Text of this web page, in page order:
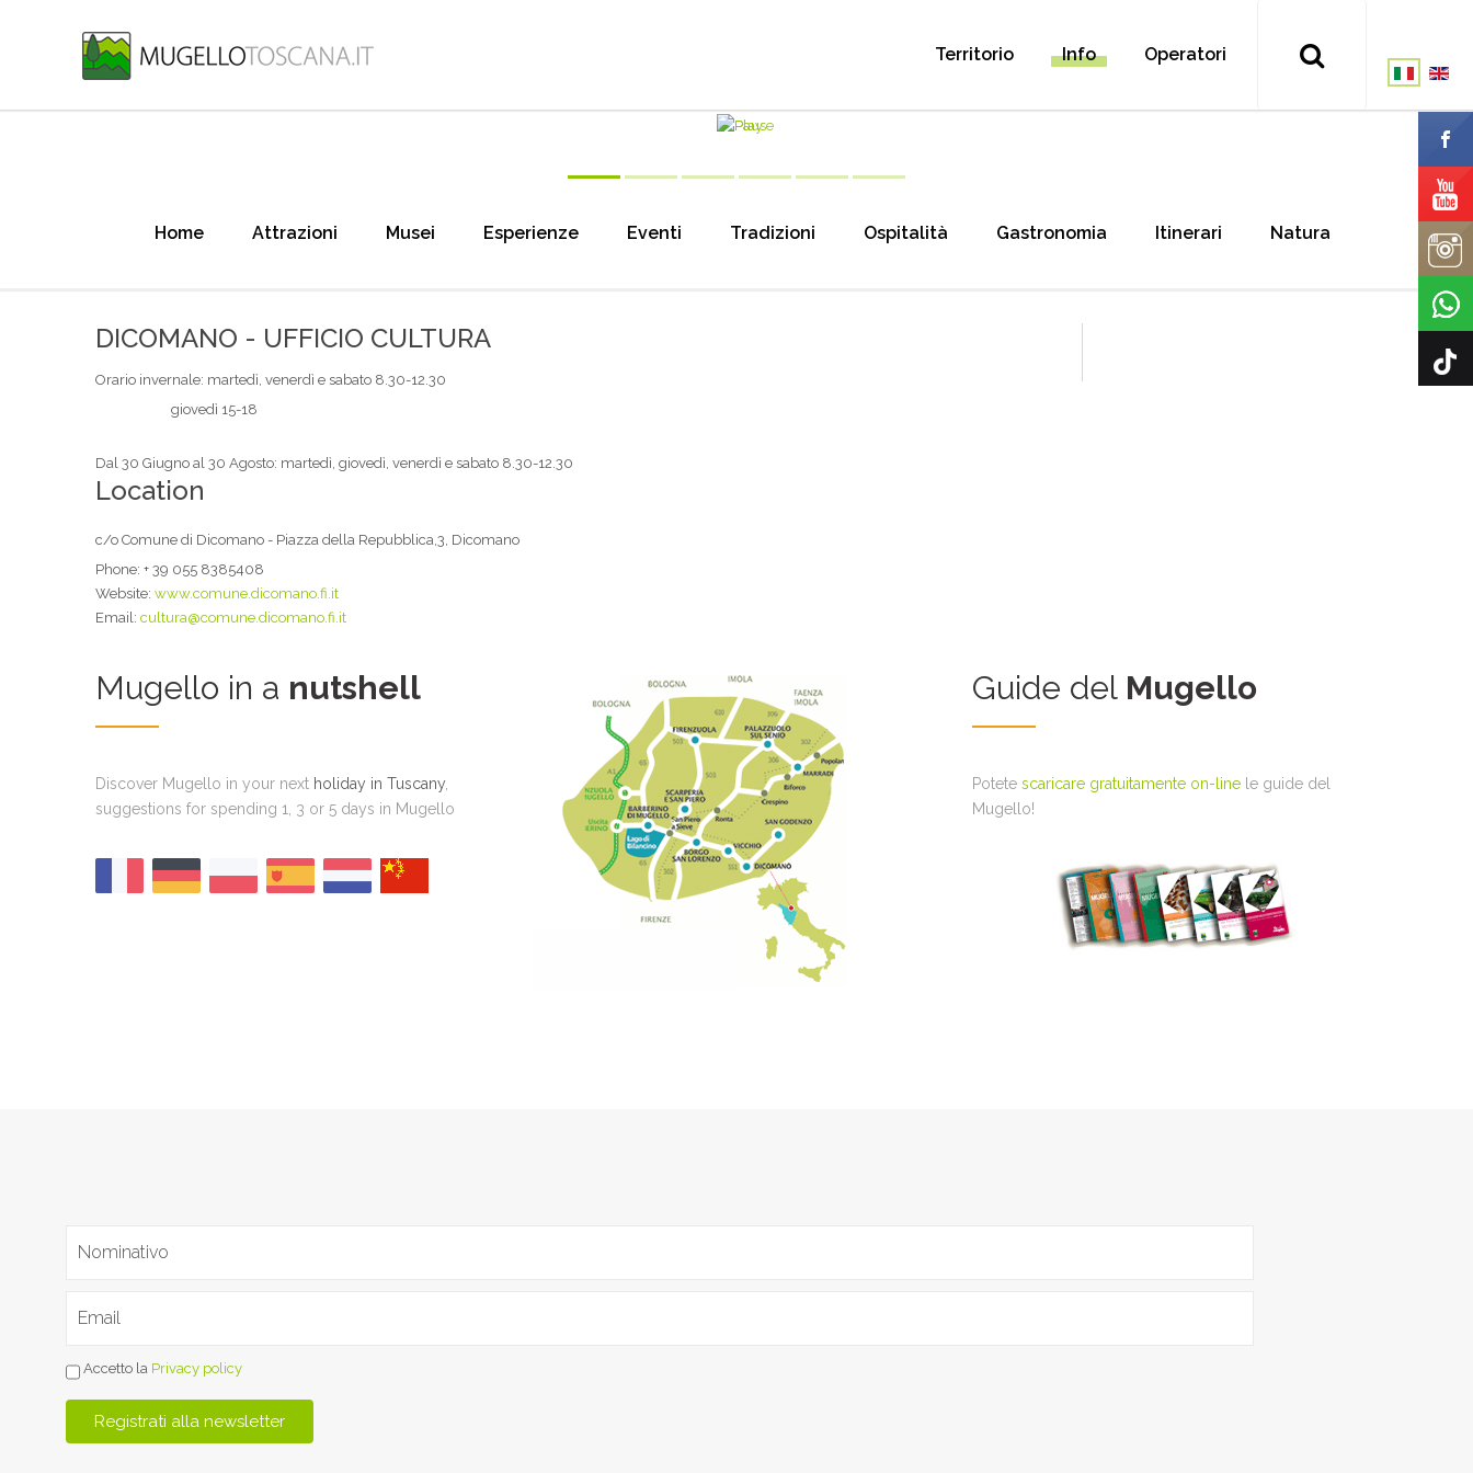
Territorio Info Operatori
Home Attrazioni Musei Esperienze Eventi Tradizioni Ospitalità Gastronomia Itinerari Natura
DICOMANO - UFFICIO CULTURA
Orario invernale: martedì, venerdì e sabato 8.30-12.30
giovedì 15-18
Dal 30 Giugno al 30 Agosto: martedì, giovedì, venerdì e sabato 8.30-12.30
Location
c/o Comune di Dicomano - Piazza della Repubblica,3, Dicomano
Phone: + 39 055 8385408
Website: www.comune.dicomano.fi.it
Email: cultura@comune.dicomano.fi.it
Mugello in a nutshell
Discover Mugello in your next holiday in Tuscany
suggestions for spending 1, 3 or 5 days in Mugello
Guide del Mugello
Potete scaricare gratuitamente on-line le guide del
Mugello!
Accetto la Privacy policy